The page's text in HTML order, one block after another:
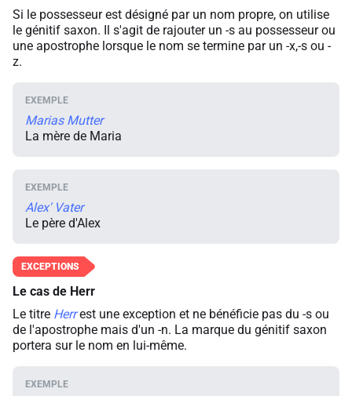
Si le possesseur est désigné par un nom propre, on utilise
le génitif saxon. Il s'agit de rajouter un -s au possesseur ou
une apostrophe lorsque le nom se termine par un -x,-s ou -
z.
Marias Mutter
La mère de Maria
Alex' Vater
Le père d'Alex
Le cas de Herr
Le titre Herr est une exception et ne bénéficie pas du -s ou
de l'apostrophe mais d'un -n. La marque du génitif saxon
portera sur le nom en lui-même.